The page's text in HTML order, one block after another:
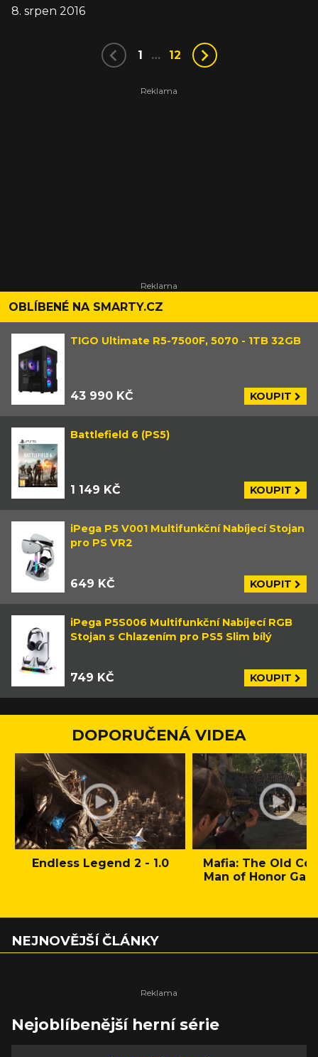
8. srpen 2016
1 … 12
OBLÍBENÉ NA SMARTY.CZ
TIGO Ultimate R5-7500F, 5070 - 1TB 32GB
43 990 KČ KOUPIT
Battlefield 6 (PS5)
1 149 KČ KOUPIT
iPega P5 V001 Multifunkční Nabíjecí Stojan
pro PS VR2
649 KČ KOUPIT
iPega P5S006 Multifunkční Nabíjecí RGB
Stojan s Chlazením pro PS5 Slim bílý
749 KČ KOUPIT
DOPORUČENÁ VIDEA
Endless Legend 2 - 1.0
Mafia: The Old
Man of Honor
NEJNOVĚJŠÍ ČLÁNKY
Nejoblíbenější herní série